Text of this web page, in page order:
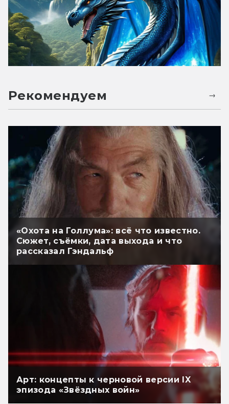
Рекомендуем
«Охота на Голлума»: всё что известно.
Сюжет, съёмки, дата выхода и что
рассказал Гэндальф
Арт: концепты к черновой версии IX
эпизода «Звёздных войн»